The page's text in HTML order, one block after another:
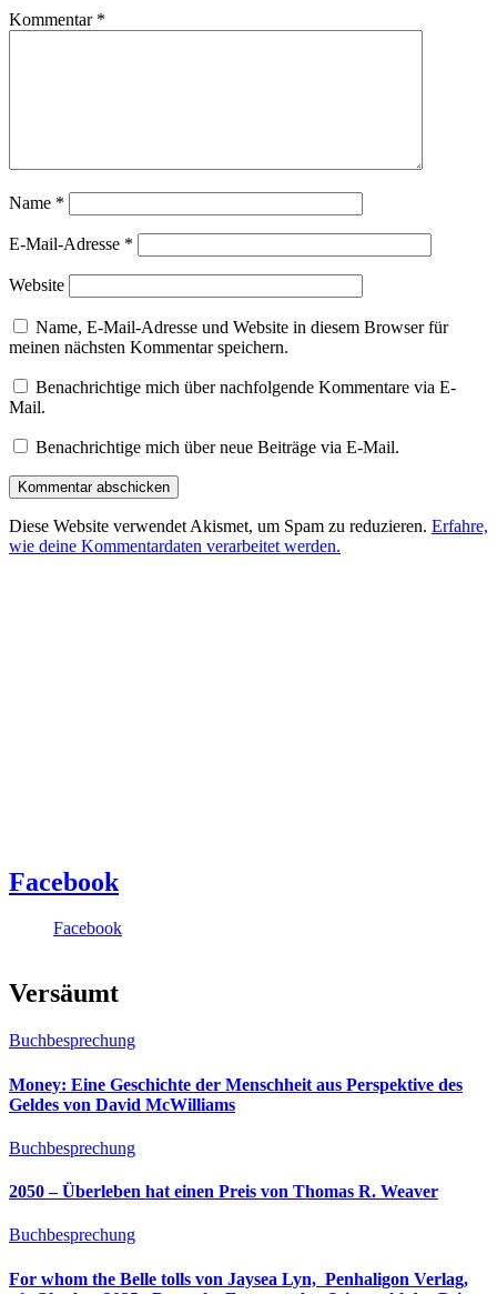
Kommentar *
Name *
E-Mail-Adresse *
Website
Name, E-Mail-Adresse und Website in diesem Browser für
meinen nächsten Kommentar speichern.
Benachrichtige mich über nachfolgende Kommentare via E-
Mail.
Benachrichtige mich über neue Beiträge via E-Mail.
Diese Website verwendet Akismet, um Spam zu reduzieren. Erfahre,
wie deine Kommentardaten verarbeitet werden.
Facebook
Facebook
Versäumt
Buchbesprechung
Money: Eine Geschichte der Menschheit aus Perspektive des
Geldes von David McWilliams
Buchbesprechung
2050 – Überleben hat einen Preis von Thomas R. Weaver
Buchbesprechung
For whom the Belle tolls von Jaysea Lyn, ‎ Penhaligon Verlag,